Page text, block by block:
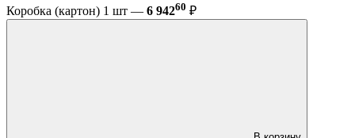
Коробка (картон) 1 шт — 6 94260 ₽